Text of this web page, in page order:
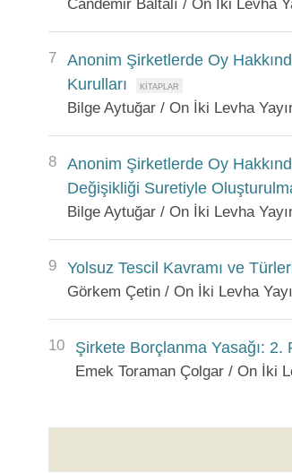
Candemir Baltalı / On İki Levha
7
Anonim Şirketlerde Oy
Kurulları
Bilge Aytuğar / On İki Levha
8
Anonim Şirketlerde Oy
Değişikliği Suretiyle
Bilge Aytuğar / On İki Levha
9 Yolsuz Tescil Kavramı ve
Görkem Çetin / On İki Levha
10 Şirkete Borçlanma Yasağı:
Emek Toraman Çolgar / On İki